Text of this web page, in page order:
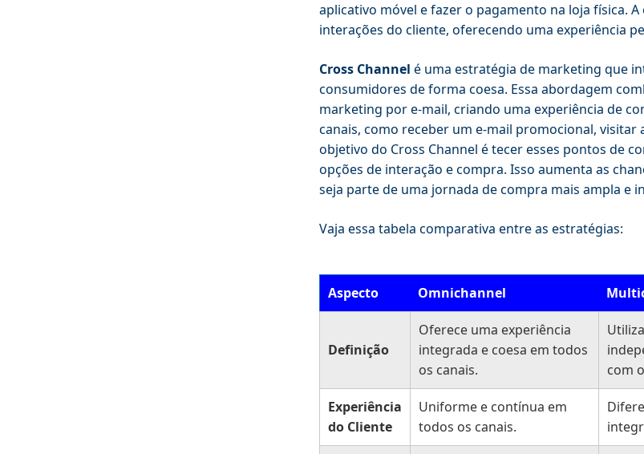
aplicativo móvel e fazer o pagamento na loja física.
interações do cliente, oferecendo uma experiência
Cross Channel é uma estratégia de marketing que
consumidores de forma coesa. Essa abordagem
marketing por e-mail, criando uma experiência de
canais, como receber um e-mail promocional,
objetivo do Cross Channel é tecer esses pontos de
opções de interação e compra. Isso aumenta as
seja parte de uma jornada de compra mais ampla e
Vaja essa tabela comparativa entre as estratégias:
Aspecto Omnichannel
Definição
Oferece uma experiência
integrada e coesa em todos
os canais.
com
Experiência
do Cliente
Uniforme e contínua em
todos os canais.